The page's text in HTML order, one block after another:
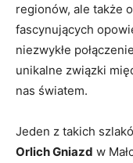
regionów, ale także
fascynujących‍
niezwykłe
unikalne związki
nas światem.
Jeden z takich
Orlich Gniazd w